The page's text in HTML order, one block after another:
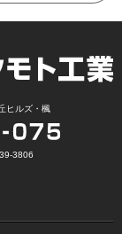
ヒルズ・楓
3806